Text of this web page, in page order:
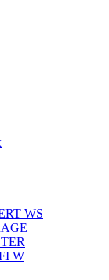
WS
W